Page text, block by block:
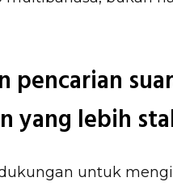
pencarian
yang lebih
untuk